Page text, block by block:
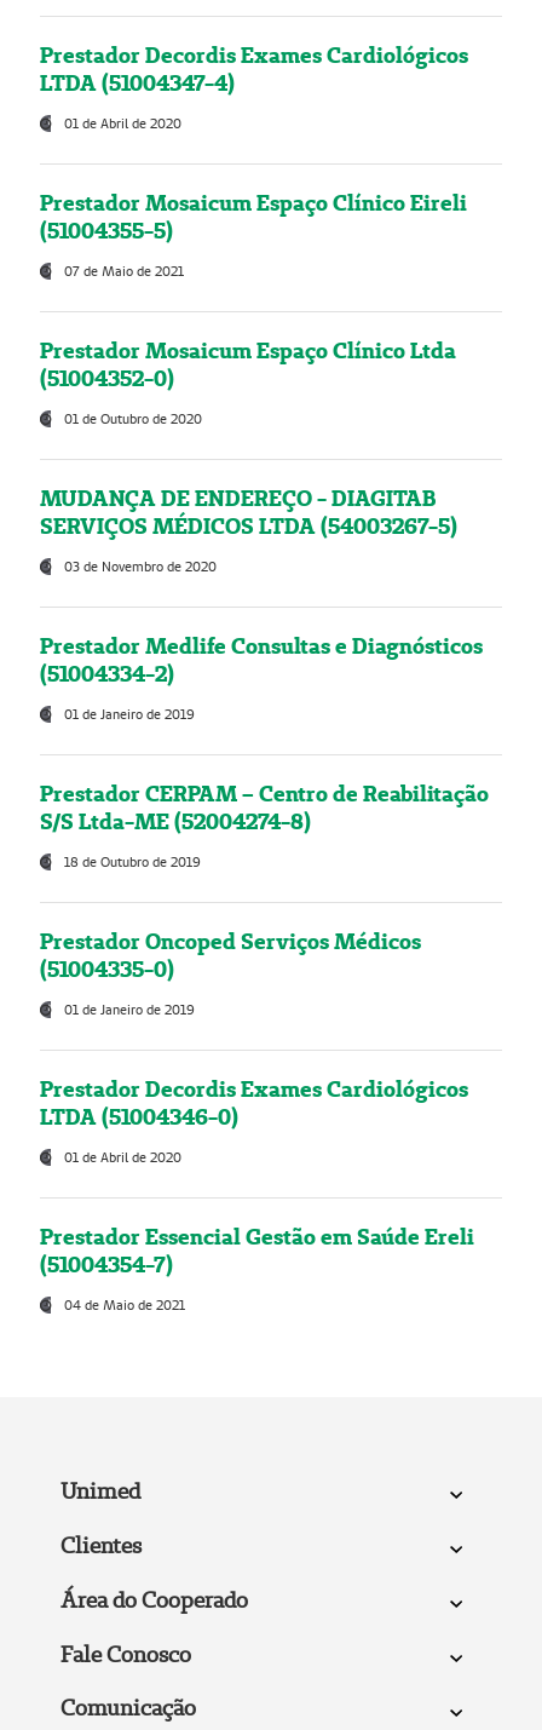
Prestador Decordis Exames Cardiológicos
LTDA (51004347-4)
01 de Abril de 2020
Prestador Mosaicum Espaço Clínico Eireli
(51004355-5)
07 de Maio de 2021
Prestador Mosaicum Espaço Clínico Ltda
(51004352-0)
01 de Outubro de 2020
MUDANÇA DE ENDEREÇO - DIAGITAB
SERVIÇOS MÉDICOS LTDA (54003267-5)
03 de Novembro de 2020
Prestador Medlife Consultas e Diagnósticos
(51004334-2)
01 de Janeiro de 2019
Prestador CERPAM – Centro de Reabilitação
S/S Ltda-ME (52004274-8)
18 de Outubro de 2019
Prestador Oncoped Serviços Médicos
(51004335-0)
01 de Janeiro de 2019
Prestador Decordis Exames Cardiológicos
LTDA (51004346-0)
01 de Abril de 2020
Prestador Essencial Gestão em Saúde Ereli
(51004354-7)
04 de Maio de 2021
Unimed
Clientes
Área do Cooperado
Fale Conosco
Comunicação